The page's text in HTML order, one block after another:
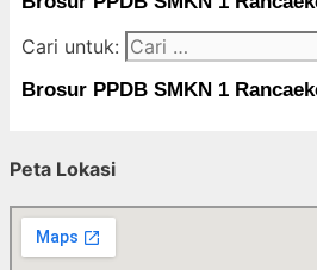
Cari untuk:
Brosur PPDB SMKN 1
Peta Lokasi